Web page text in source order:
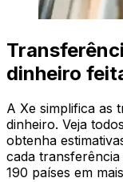
dinheiro
A Xe simplifica as
dinheiro. Veja
obtenha
cada
190 países em